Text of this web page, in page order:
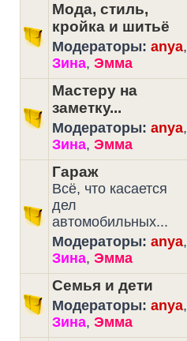
Мода, стиль,
кройка и шитьё
Модераторы: anya,
Зина, Эмма
Мастеру на
заметку...
Модераторы: anya,
Зина, Эмма
Гараж
Всё, что касается
дел
автомобильных...
Модераторы: anya,
Зина, Эмма
Семья и дети
Модераторы: anya,
Зина, Эмма